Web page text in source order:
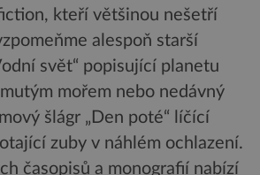
kteří většinou nešetří
alespoň starší
svět“ popisující planetu
mořem nebo nedávný
šlágr „Den poté“ líčící
zuby v náhlém ochlazení.
časopisů a monografií nabízí